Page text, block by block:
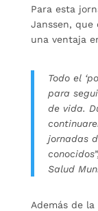
Para esta
Janssen, que
una ventaja
Todo el
para
de vida.
jornadas
Salud
Además de